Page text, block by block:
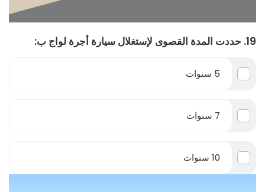
19. حددت المدة القصوى لإستغلال سيارة أجرة لواج ب:
5 سنوات
7 سنوات
10 سنوات